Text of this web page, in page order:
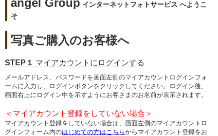
インターネットフォトサービス へようこ
そ
写真ご購入のお客様へ
STEP１ マイアカウントにログインする
メールアドレス、パスワードを画面左側のマイアカウントログインフォ
ームに入力し、ログインボタンをクリックしてください。ログイン後、
画面右上にログイン中を示すようにお客さまのお名前が表示されます。
＜マイアカウント登録をしていない場合＞
マイアカウント登録をしていない場合は、画面左側のマイアカウントロ
グインフォーム内のはじめての方はこちらからマイアカウント登録をお